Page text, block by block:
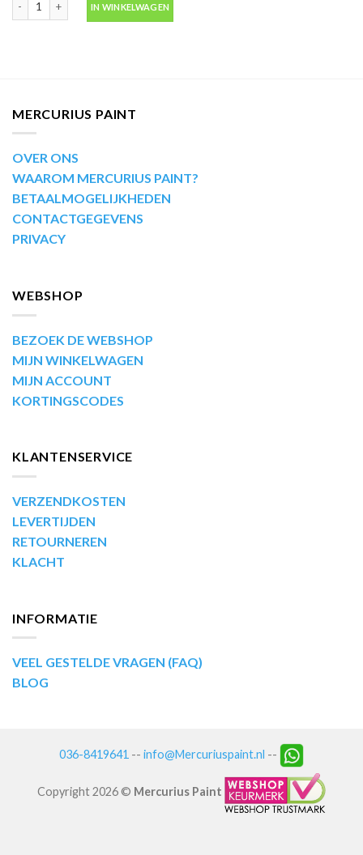
IN WINKELWAGEN
MERCURIUS PAINT
OVER ONS
WAAROM MERCURIUS PAINT?
BETAALMOGELIJKHEDEN
CONTACTGEGEVENS
PRIVACY
WEBSHOP
BEZOEK DE WEBSHOP
MIJN WINKELWAGEN
MIJN ACCOUNT
KORTINGSCODES
KLANTENSERVICE
VERZENDKOSTEN
LEVERTIJDEN
RETOURNEREN
KLACHT
INFORMATIE
VEEL GESTELDE VRAGEN (FAQ)
BLOG
036-8419641 -- info@Mercuriuspaint.nl --
Copyright 2026 © Mercurius Paint